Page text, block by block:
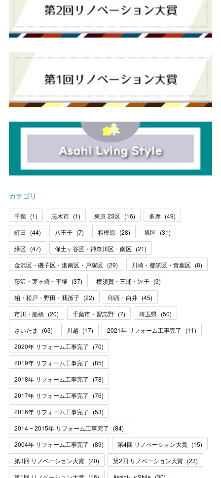
カテゴリ
千葉 (1) 志木市 (1) 東京 23区 (16) 多摩 (49)
町田 (44) 八王子 (7) 相模原 (28) 旭区 (31)
緑区 (47) 保土ヶ谷区・神奈川区・南区 (21)
金沢区・磯子区・港南区・戸塚区 (29) 川崎・都筑区・青葉区 (8)
藤沢・茅ヶ崎・平塚 (37) 横須賀・三浦・逗子 (3)
柏・松戸・野田・我孫子 (22) 印西・白井 (45)
市川・船橋 (20) 千葉市・習志野 (7) 埼玉県 (50)
さいたま
(63) 川越 (17) 2021年 リフォーム工事完了 (11)
2020年 リフォーム工事完了
(70)
2019年 リフォーム工事完了
(85)
2018年 リフォーム工事完了
(78)
2017年 リフォーム工事完了
(76)
2016年 リフォーム工事完了
(53)
2014 ~ 2015年 リフォーム工事完了
(84)
2004年 リフォーム工事完了
(89) 第4回 リノベーション大賞 (15)
第3回 リノベーション大賞 (20) 第2回 リノベーション大賞 (23)